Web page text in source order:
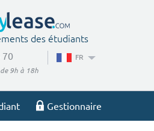
des étudiants
70
9h à 18h
FR
Gestionnaire